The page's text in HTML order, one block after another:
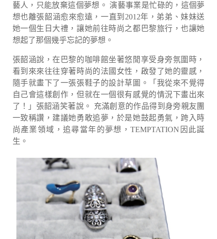
藝人，只能放棄這個夢想。 演藝事業是忙碌的，這個夢
想也離張韶涵愈來愈遠，一直到2012年，弟弟、妹妹送
她一個生日大禮，讓她前往時尚之都巴黎旅行，也讓她
想起了那個幾乎忘記的夢想。
張韶涵說，在巴黎的咖啡館坐著悠閒享受身旁氛圍時，
看到來來往往穿著時尚的法國女性，啟發了她的靈感，
隨手就畫下了一張張鞋子的設計草圖。「我從來不覺得
自己會這樣創作，但就在一個很有感覺的情況下畫出來
了！」張韶涵笑著說。 充滿創意的作品得到身旁親友團
一致稱讚，建議她勇敢追夢，於是她鼓起勇氣，跨入時
尚產業領域，追尋當年的夢想，TEMPTATION因此誕
生。